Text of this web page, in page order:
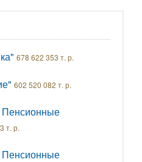
678 622 353 т. р.
602 520 082 т. р.
т. р.